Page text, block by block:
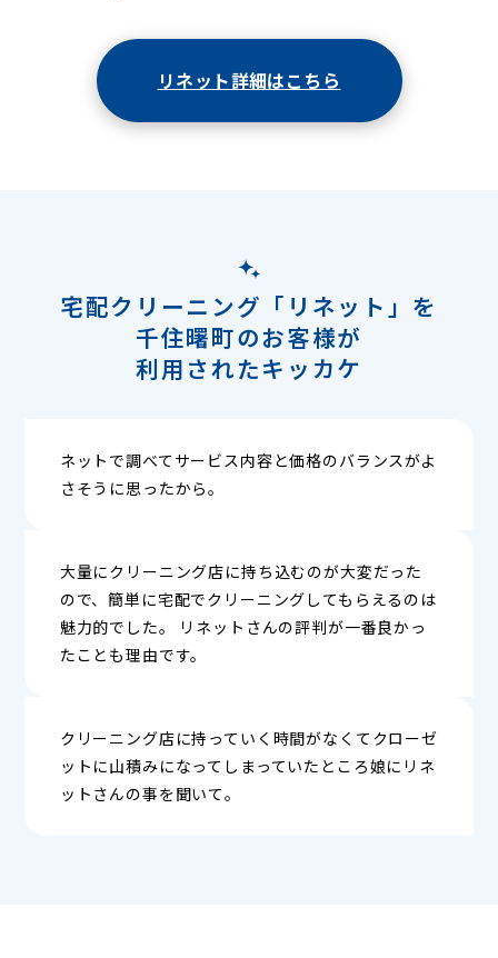
リネット詳細はこちら
宅配クリーニング「リネット」を
千住曙町のお客様が
利用されたキッカケ
ネットで調べてサービス内容と価格のバランスがよ
さそうに思ったから。
大量にクリーニング店に持ち込むのが大変だった
ので、簡単に宅配でクリーニングしてもらえるのは
魅力的でした。 リネットさんの評判が一番良かっ
たことも理由です。
クリーニング店に持っていく時間がなくてクローゼ
ットに山積みになってしまっていたところ娘にリネ
ットさんの事を聞いて。